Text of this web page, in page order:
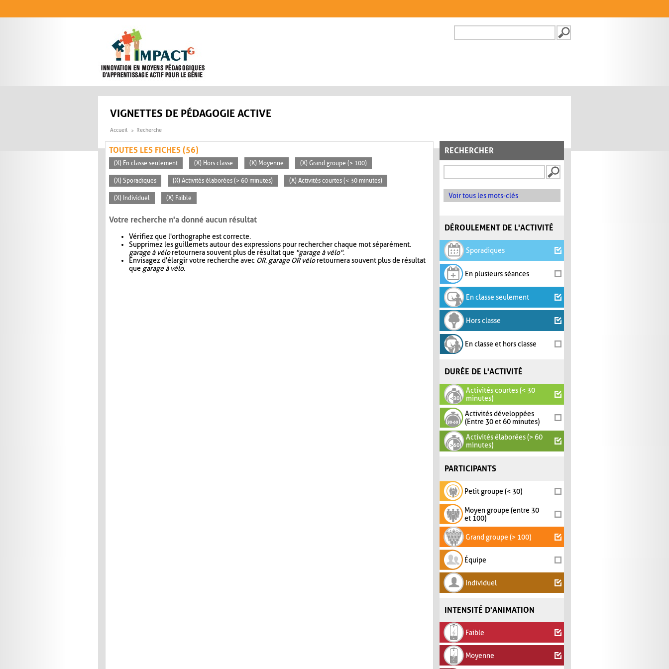
FORMULAIRE DE
VIGNETTES DE PÉDAGOGIE ACTIVE
Accueil Recherche
RECHERCHER
Voir tous les mots-clés
DÉROULEMENT DE L'ACTIVITÉ
Sporadiques
En plusieurs séances
En classe seulement
Hors classe
En classe et hors classe
DURÉE DE L'ACTIVITÉ
Activités courtes (< 30
minutes)
Activités développées
(Entre 30 et 60 minutes)
Activités élaborées (> 60
minutes)
PARTICIPANTS
Petit groupe (< 30)
Moyen groupe (entre 30
et 100)
Grand groupe (> 100)
Équipe
Individuel
INTENSITÉ D'ANIMATION
Faible
Moyenne
TOUTES LES FICHES (56)
(X) En classe seulement (X) Hors classe (X) Moyenne (X) Grand groupe (> 100)
(X) Sporadiques (X) Activités élaborées (> 60 minutes) (X) Activités courtes (< 30 minutes)
(X) Individuel (X) Faible
Votre recherche n'a donné aucun résultat
Vérifiez que l'orthographe est correcte.
Supprimez les guillemets autour des expressions pour rechercher chaque mot séparément.
garage à véloretournera souvent plus de résultat que "garage à vélo".
Envisagez d'élargir votre recherche avec OR. garage OR véloretournera souvent plus de résultat
que garage à vélo.